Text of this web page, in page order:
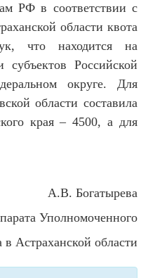
РФ в соответствии с
области квота
что находится на
субъектов Российской
округе. Для
области составила
края – 4500, а для
А.В. Богатырева
Уполномоченного
Астраханской области